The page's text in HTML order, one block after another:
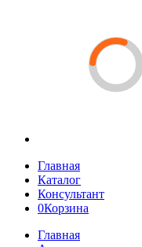
Главная
Каталог
Консультант
0Корзина
Главная